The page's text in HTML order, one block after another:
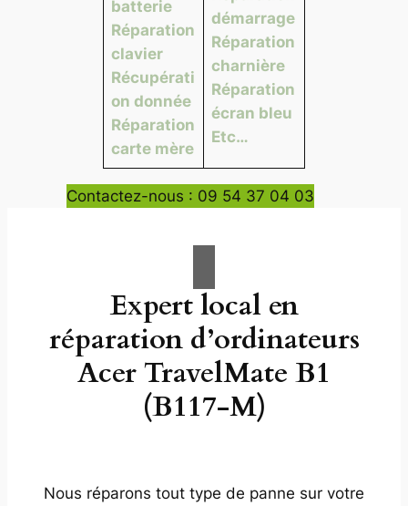
batterie
Réparation
clavier
Récupérati
on donnée
Réparation
carte mère
démarrage
Réparation
charnière
Réparation
écran bleu
Etc…
Contactez-nous : 09 54 37 04 03
Expert local en
réparation d’ordinateurs
Acer TravelMate B1
(B117-M)
Nous réparons tout type de panne sur votre